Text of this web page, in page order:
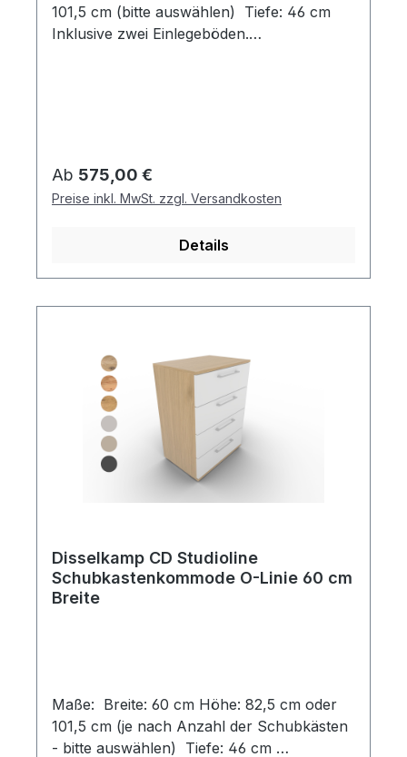
101,5 cm (bitte auswählen) Tiefe: 46 cm
Inklusive zwei Einlegeböden.
Verarbeitung machen sie zum stilvollen
Stauraummöbel, das sich perfekt in jedes
Wohnambiente einfügt. Diese klassische
Lackvarianten konfiguriert werden.
Regulärer Preis:
Ab 575,00 €
Preise inkl. MwSt. zzgl. Versandkosten
Details
Disselkamp CD Studioline
Schubkastenkommode O-Linie 60 cm
Breite
Maße: Breite: 60 cm Höhe: 82,5 cm oder
101,5 cm (je nach Anzahl der Schubkästen
- bitte auswählen) Tiefe: 46 cm